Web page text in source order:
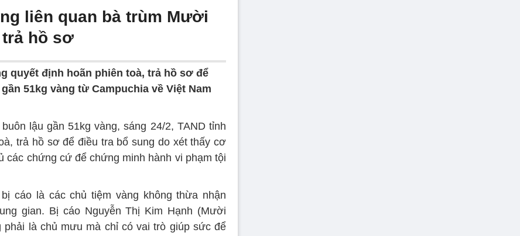
liên quan bà trùm Mười
hồ sơ
quyết định hoãn phiên toà, trả hồ sơ để
51kg vàng từ Campuchia về Việt Nam
lậu gần 51kg vàng, sáng 24/2, TAND tỉnh
trả hồ sơ để điều tra bổ sung do xét thấy cơ
các chứng cứ để chứng minh hành vi phạm tội
cáo là các chủ tiệm vàng không thừa nhận
gian. Bị cáo Nguyễn Thị Kim Hạnh (Mười
là chủ mưu mà chỉ có vai trò giúp sức để